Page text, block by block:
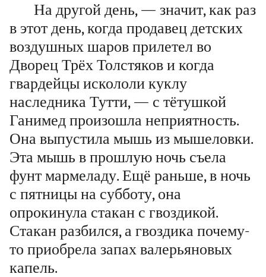
На другой день, — значит, как раз
в этот день, когда продавец детских
воздушных шаров прилетел во
Дворец Трёх Толстяков и когда
гвардейцы искололи куклу
наследника Тутти, — с тётушкой
Ганимед произошла неприятность.
Она выпустила мышь из мышеловки.
Эта мышь в прошлую ночь съела
фунт мармеладу. Ещё раньше, в ночь
с пятницы на субботу, она
опрокинула стакан с гвоздикой.
Стакан разбился, а гвоздика почему-
то приобрела запах валерьяновых
капель.